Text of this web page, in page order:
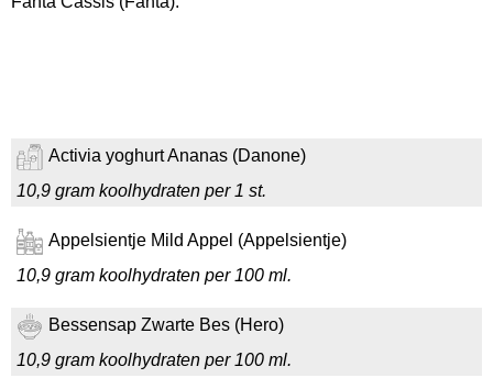
Activia yoghurt Ananas (Danone)
10,9 gram koolhydraten per 1 st.
Appelsientje Mild Appel (Appelsientje)
10,9 gram koolhydraten per 100 ml.
Bessensap Zwarte Bes (Hero)
10,9 gram koolhydraten per 100 ml.